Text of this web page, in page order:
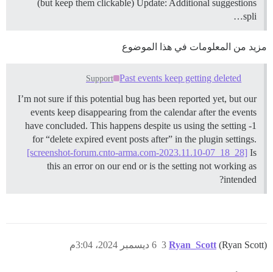
(but keep them clickable) Update: Additional suggestions
spli…
مزيد من المعلومات في هذا الموضوع
Past events keep getting deleted
Support
I’m not sure if this potential bug has been reported yet, but our
events keep disappearing from the calendar after the events
have concluded. This happens despite us using the setting -1
for “delete expired event posts after” in the plugin settings.
[screenshot-forum.cnto-arma.com-2023.11.10-07_18_28] Is
this an error on our end or is the setting not working as
intended?
Ryan_Scott (Ryan Scott) 6 ديسمبر 2024، 3:04م 3